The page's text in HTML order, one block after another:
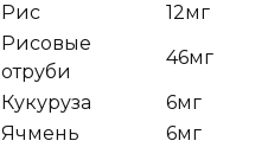
Рис
12мг
Рисовые
отруби
46мг
Кукуруза
6мг
Ячмень
6мг